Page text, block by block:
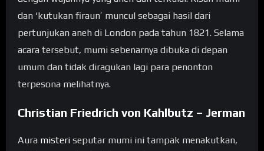
dan ‘kutukan firaun’ muncul sebagai hasil dari
pertunjukan aneh di London pada tahun 1821. Selama
acara tersebut, mumi sebenarnya dibuka di depan
umum dan tidak diragukan lagi para penonton
terpesona melihatnya.
Christian Friedrich von Kahlbutz – Jerman
Aura misteri seputar mumi ini tampak menakutkan,